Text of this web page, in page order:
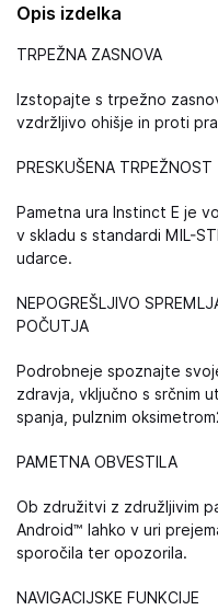
Opis izdelka
TRPEŽNA ZASNOVA
Izstopajte s trpežno
vzdržljivo ohišje in proti
PRESKUŠENA TRPEŽNOST
Pametna ura Instinct E je
v skladu s standardi MIL-
udarce.
NEPOGREŠLJIVO
POČUTJA
Podrobneje spoznajte
zdravja, vključno s srčnim
spanja, pulznim
PAMETNA OBVESTILA
Ob združitvi z združljivim
Android™ lahko v uri
sporočila ter opozorila.
NAVIGACIJSKE FUNKCIJE